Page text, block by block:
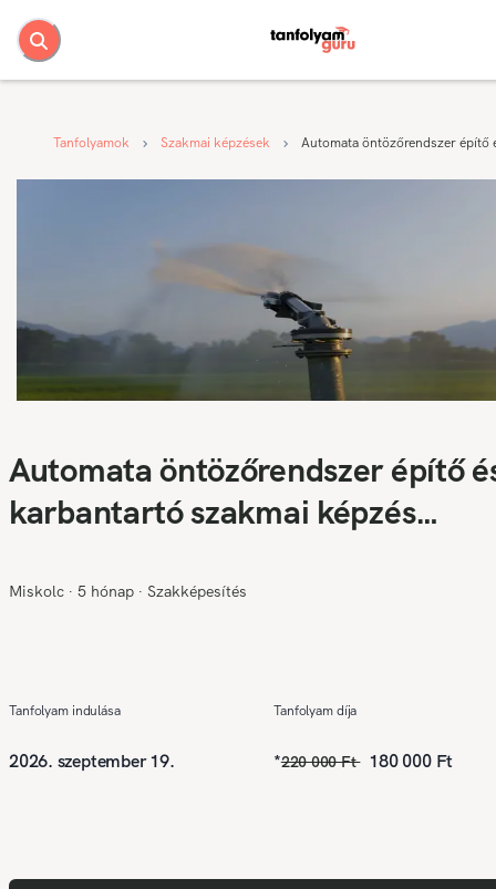
Tanfolyamok Szakmai képzések Automata öntözőrendszer építő
Automata öntözőrendszer építő
karbantartó szakmai képzés
Miskolc ∙ 5 hónap ∙ Szakképesítés
Tanfolyam indulása
2026. szeptember 19.
Tanfolyam díja
*220 000 Ft 180 000 Ft